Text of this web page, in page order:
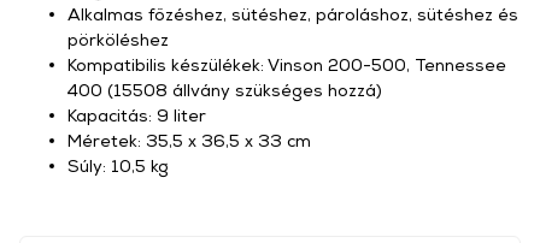
Alkalmas főzéshez, sütéshez, pároláshoz, sütéshez és
pörköléshez
Kompatibilis készülékek: Vinson 200-500, Tennessee
400 (15508 állvány szükséges hozzá)
Kapacitás: 9 liter
Méretek: 35,5 x 36,5 x 33 cm
Súly: 10,5 kg